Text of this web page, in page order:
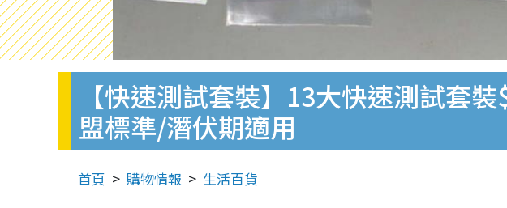
【快速測試套裝】13大快速測試套
盟標準/潛伏期適用
首頁 購物情報 生活百貨